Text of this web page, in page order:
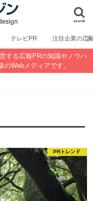
search
テレビPR 注目企業の広
する広報PRの知識やノウハ
Webメディアです。
PRトレンド